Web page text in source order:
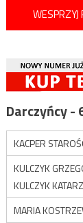
Darczyńcy -
KACPER
KULCZYK
KULCZYK
MARIA